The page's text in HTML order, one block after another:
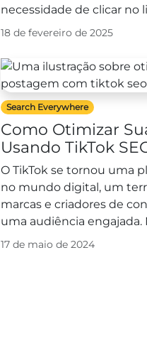
necessidade de clicar no
recursos como snippets,
18 de fevereiro de 2025
Search Everywhere
Como Otimizar
Usando TikTok
O TikTok se tornou uma
no mundo digital, um
marcas e criadores de
uma audiência engajada.
altamente competitivo,
17 de maio de 2024